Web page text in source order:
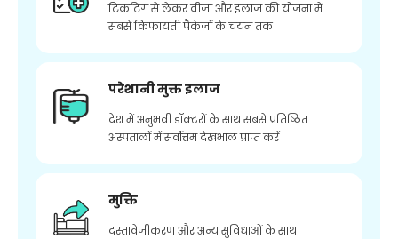
टिकटिंग से लेकर वीजा और इलाज की योजना में
सबसे किफायती पैकेजों के चयन तक
परेशानी मुक्त इलाज
देश में अनुभवी डॉक्टरों के साथ सबसे प्रतिष्ठित
अस्पतालों में सर्वोत्तम देखभाल प्राप्त करें
मुक्ति
दस्तावेज़ीकरण और अन्य सुविधाओं के साथ